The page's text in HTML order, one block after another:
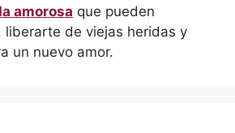
amorosa que pueden
liberarte de viejas heridas y
un nuevo amor.